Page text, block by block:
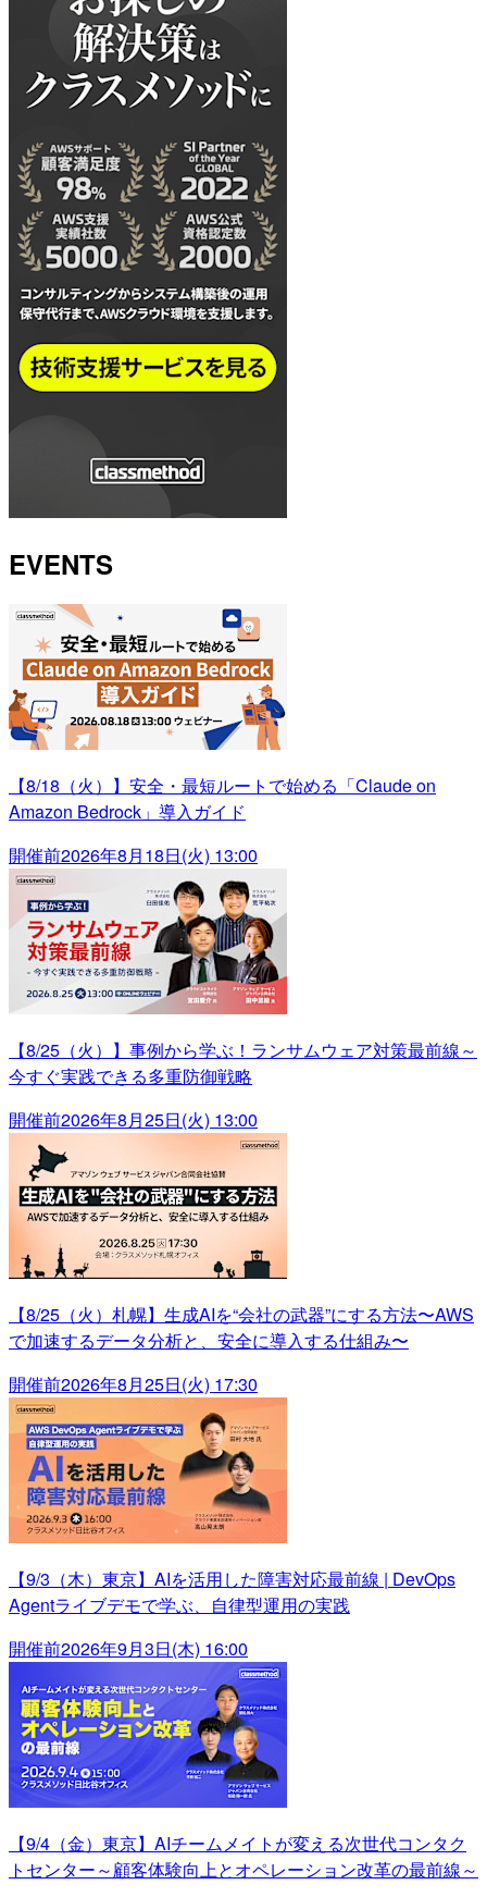
EVENTS
【8/18（火）】安全・最短ルートで始める「Claude on
Amazon Bedrock」導入ガイド
開催前2026年8月18日(火) 13:00
【8/25（火）】事例から学ぶ！ランサムウェア対策最前線～
今すぐ実践できる多重防御戦略
開催前2026年8月25日(火) 13:00
【8/25（火）札幌】生成AIを“会社の武器”にする方法〜AWS
で加速するデータ分析と、安全に導入する仕組み〜
開催前2026年8月25日(火) 17:30
【9/3（木）東京】AIを活用した障害対応最前線 | DevOps
Agentライブデモで学ぶ、自律型運用の実践
開催前2026年9月3日(木) 16:00
【9/4（金）東京】AIチームメイトが変える次世代コンタク
トセンター～顧客体験向上とオペレーション改革の最前線～